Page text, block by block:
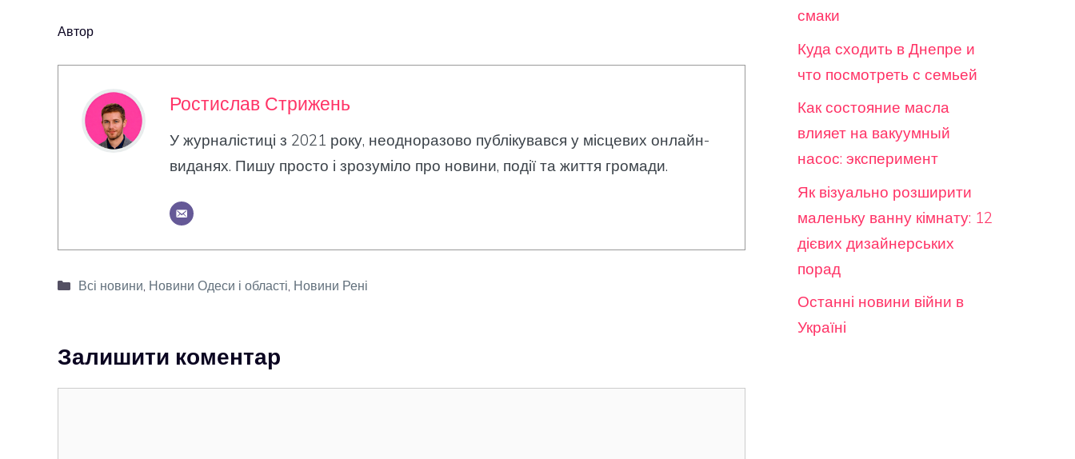
Автор
Ростислав Стрижень
У журналістиці з 2021 року, неодноразово публікувався у місцевих онлайн-
виданях. Пишу просто і зрозуміло про новини, події та життя громади.
Категорії
Всі новини Новини Одеси і області Новини Рені
Залишити коментар
смаки
Куда сходить в Днепре и
что посмотреть с семьей
Как состояние масла
влияет на вакуумный
насос: эксперимент
Як візуально розширити
маленьку ванну кімнату: 12
дієвих дизайнерських
порад
Останні новини війни в
Україні